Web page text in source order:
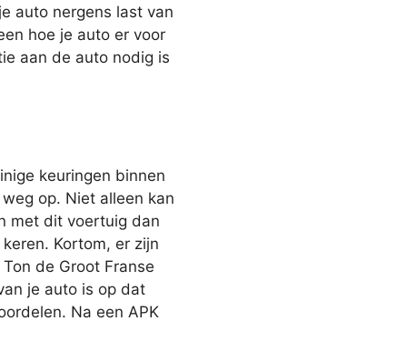
auto nergens last van
hoe je auto er voor
aan de auto nodig is
keuringen binnen
op. Niet alleen kan
met dit voertuig dan
Kortom, er zijn
de Groot Franse
je auto is op dat
Na een APK